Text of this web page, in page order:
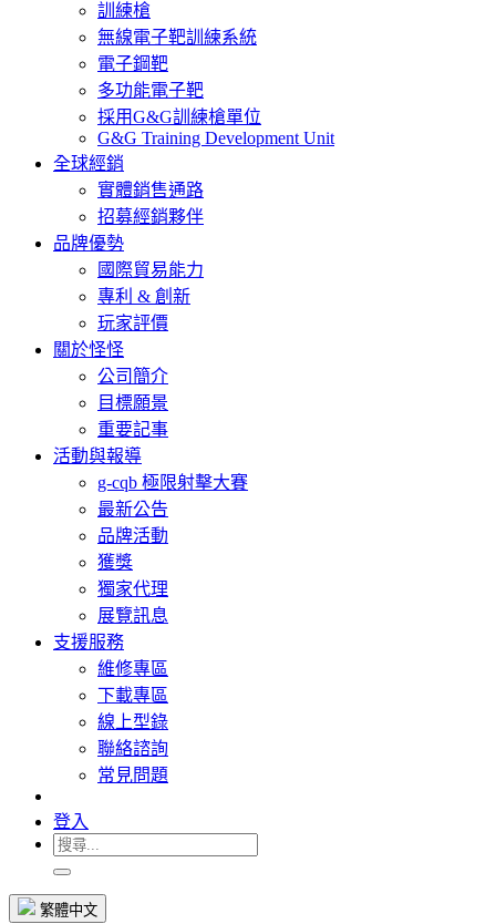
訓練槍
無線電子靶訓練系統
電子鋼靶
多功能電子靶
採用G&G訓練槍單位
G&G Training Development Unit
全球經銷
實體銷售通路
招募經銷夥伴
品牌優勢
國際貿易能力
專利 & 創新
玩家評價
關於怪怪
公司簡介
目標願景
重要記事
活動與報導
g-cqb 極限射擊大賽
最新公告
品牌活動
獲獎
獨家代理
展覽訊息
支援服務
維修專區
下載專區
線上型錄
聯絡諮詢
常見問題
登入
繁體中文